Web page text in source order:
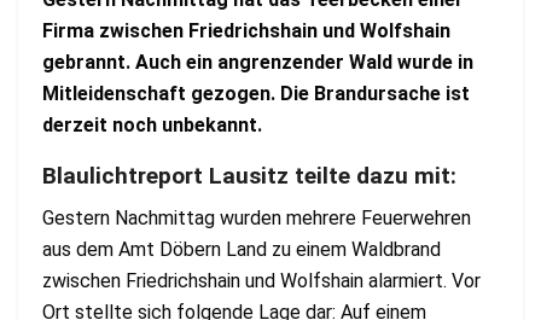
Firma zwischen Friedrichshain und Wolfshain
gebrannt. Auch ein angrenzender Wald wurde in
Mitleidenschaft gezogen. Die Brandursache ist
derzeit noch unbekannt.
Blaulichtreport Lausitz teilte dazu mit:
Gestern Nachmittag wurden mehrere Feuerwehren
aus dem Amt Döbern Land zu einem Waldbrand
zwischen Friedrichshain und Wolfshain alarmiert. Vor
Ort stellte sich folgende Lage dar: Auf einem